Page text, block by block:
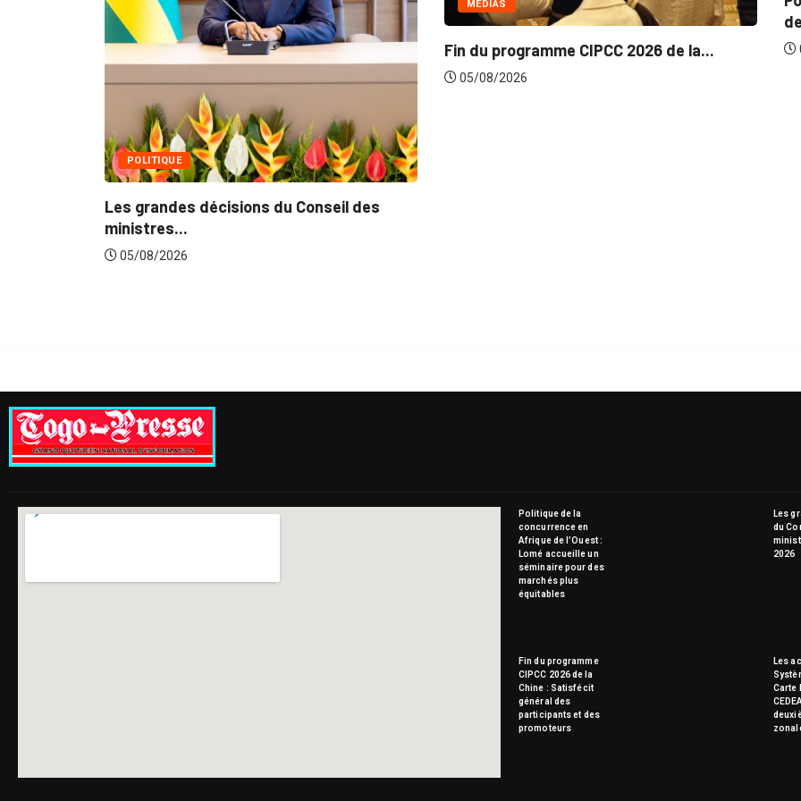
POLITIQUE
Les grandes décisions du Conseil des
ministres...
05/08/2026
MÉDIAS
Fin du programme CIPCC 2026 de la...
05/08/2026
de...
05/
Politique de la
concurrence en
Afrique de l’Ouest :
Lomé accueille un
séminaire pour des
marchés plus
équitables
Les
du
2026
Fin du programme
CIPCC 2026 de la
Chine : Satisfécit
général des
participants et des
promoteurs
Les
Carte